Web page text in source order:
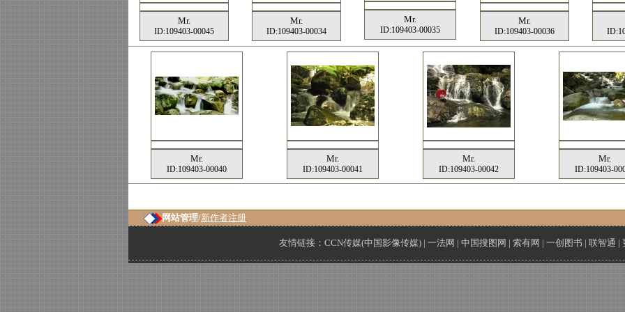
Mr.
ID:109403-00045
Mr.
ID:109403-00034
Mr.
ID:109403-00035
Mr.
ID:109403-00036
Mr.
ID:109403-00040
Mr.
ID:109403-00041
Mr.
ID:109403-00042
Mr.
ID:109403-
网站管理/新作者注册
友情链接： CCN传媒(中国影像传媒) | 一法网 | 中国搜图网 | 索有网 | 一创图书 | 联智通 |